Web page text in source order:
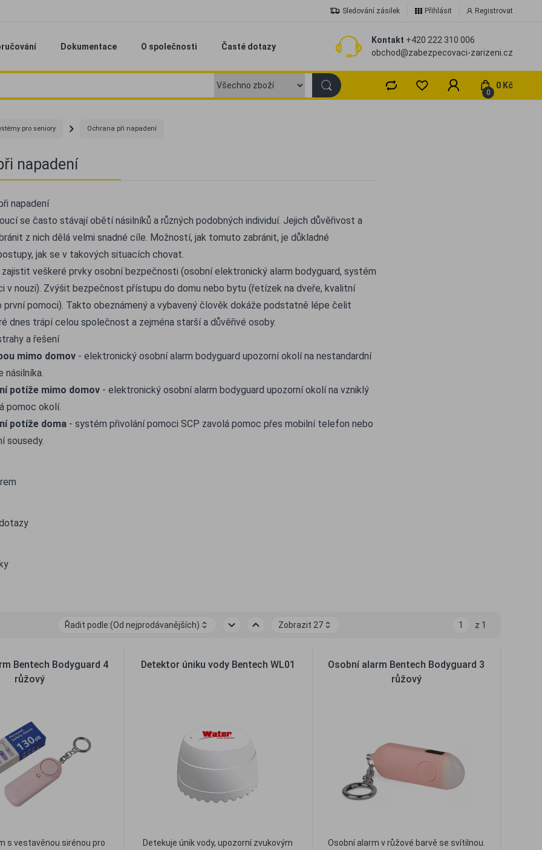
Sledování zásilek Přihlásit Registrovat
Dokumentace O společnosti Časté dotazy
Kontakt +420 222 310 006
obchod@zabezpecovaci-zarizeni.cz
0 Kč
0
pro seniory Ochrana při napadení
napadení
napadení
se často stávají obětí násilníků a různých podobných individuí. Jejich důvěřivost a
z nich dělá velmi snadné cíle. Možností, jak tomuto zabránit, je důkladné
jak se v takových situacích chovat.
veškeré prvky osobní bezpečnosti (osobní elektronický alarm bodyguard, systém
v nouzi). Zvýšit bezpečnost přístupu do domu nebo bytu (řetízek na dveře, kvalitní
pomoci). Takto obeznámený a vybavený člověk dokáže podstatně lépe čelit
dnes trápí celou společnost a zejména starší a důvěřivé osoby.
a řešení
mimo domov - elektronický osobní alarm bodyguard upozorní okolí na nestandardní
násilníka.
potíže mimo domov - elektronický osobní alarm bodyguard upozorní okolí na vzniklý
pomoc okolí.
potíže doma - systém přivolání pomoci SCP zavolá pomoc přes mobilní telefon nebo
sousedy.
Řadit podle:(Od nejprodávanějších) Zobrazit 27 1 z 1
Bentech Bodyguard 4
růžový
s vestavěnou sirénou pro
Detektor úniku vody Bentech WL01
Detekuje únik vody, upozorní zvukovým
Osobní alarm Bentech Bodyguard 3
růžový
Osobní alarm v růžové barvě se svítilnou.